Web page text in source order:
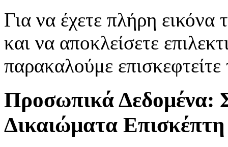
Για να έχετε πλήρη
και να αποκλείσετε
παρακαλούμε
Προσωπικά Δεδομένα:
Δικαιώματα Επισκέπτη